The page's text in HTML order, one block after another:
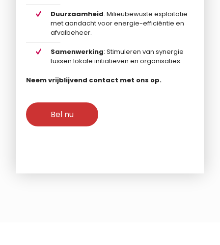
Duurzaamheid: Milieubewuste exploitatie
met aandacht voor energie-efficiëntie en
afvalbeheer.
Samenwerking: Stimuleren van synergie
tussen lokale initiatieven en organisaties.
Neem vrijblijvend contact met ons op.
Bel nu